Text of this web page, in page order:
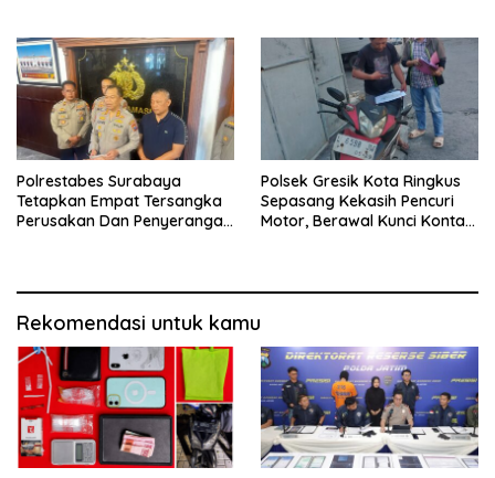
Polrestabes Surabaya
Tetapkan Empat Tersangka
Perusakan Dan Penyerangan
Polsek Gresik Kota Ringkus
Sepasang Kekasih Pencuri
Motor, Berawal Kunci Kontak
Rekomendasi untuk kamu